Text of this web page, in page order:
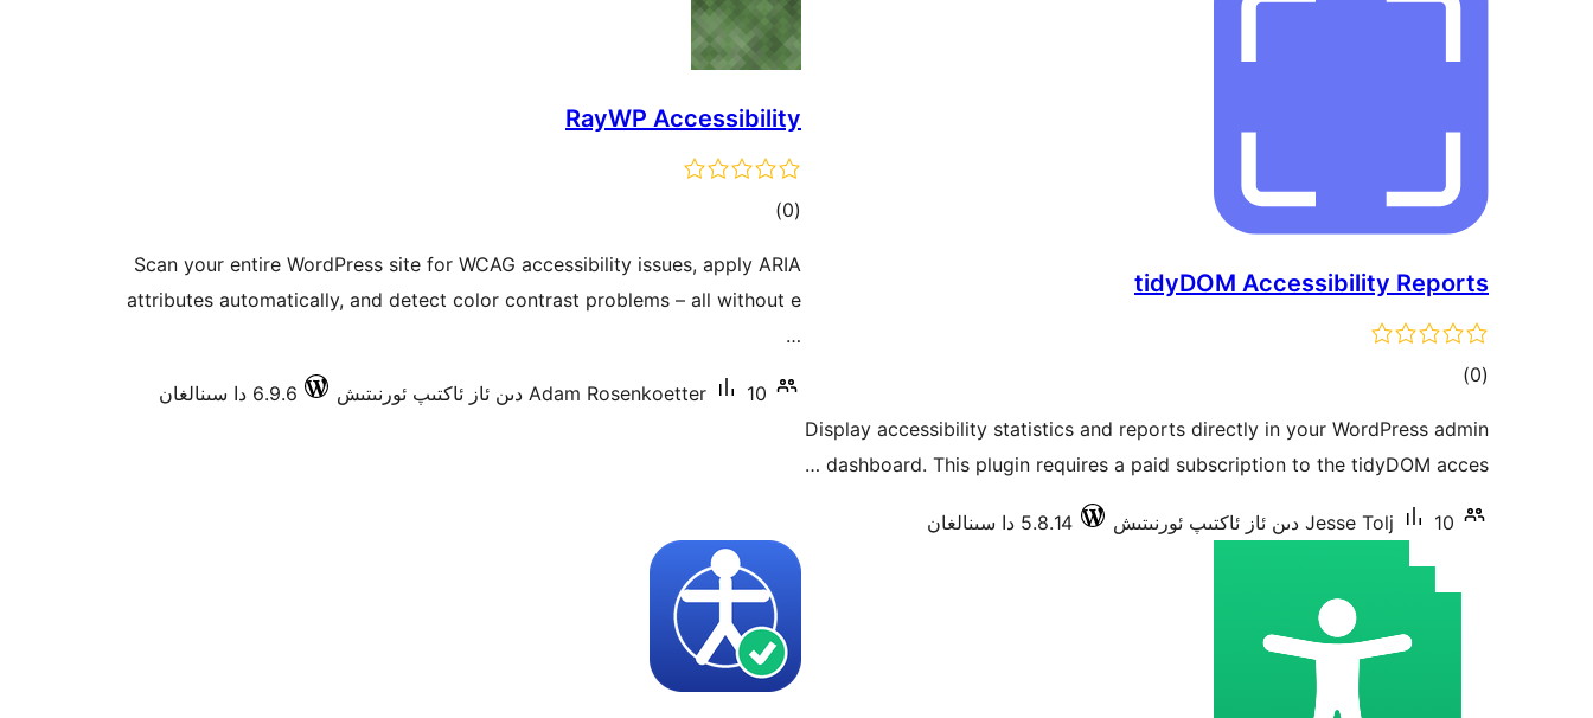
tidyDOM Accessibility Reports
(0 ئومۇمىي)
Display accessibility statistics and reports directly in your WordPress admin
dashboard. This plugin requires a paid subscription to the tidyDOM acces …
Jesse Tolj 10 دىن ئاز ئاكتىپ ئورنىتىش 5.8.14 دا سىنالغان
RayWP Accessibility
(0 ئومۇمىي)
Scan your entire WordPress site for WCAG accessibility issues, apply ARIA
attributes automatically, and detect color contrast problems – all without e
…
Adam Rosenkoetter 10 دىن ئاز ئاكتىپ ئورنىتىش 6.9.6 دا سىنالغان